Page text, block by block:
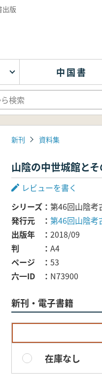
出版
中国書
新刊 資料集
山陰の中世城館と
レビューを書く
シリーズ
第46回山陰考
発行元
第46回山陰考
出版年
2018/09
判
A4
ページ
53
六一ID
N73900
新刊・電子書籍
在庫なし